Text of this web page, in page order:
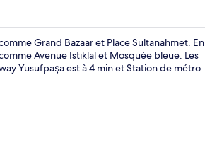
Grand Bazaar et Place Sultanahmet. En
Avenue Istiklal et Mosquée bleue. Les
Yusufpaşa est à 4 min et Station de métro